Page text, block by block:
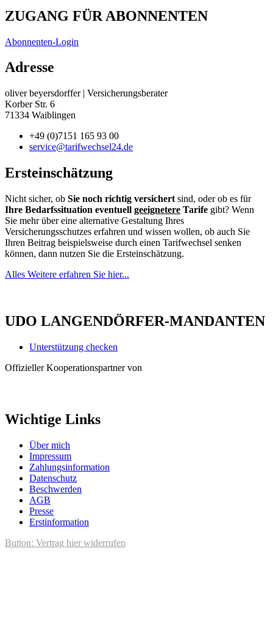
ZUGANG FÜR ABONNENTEN
Abonnenten-Login
Adresse
oliver beyersdorffer | Versicherungsberater
Korber Str. 6
71334 Waiblingen
+49 (0)7151 165 93 00
service@tarifwechsel24.de
Ersteinschätzung
Nicht sicher, ob Sie noch richtig versichert sind, oder ob es für
Ihre Bedarfssituation eventuell geeignetere Tarife gibt? Wenn
Sie mehr über eine alternative Gestaltung Ihres
Versicherungsschutzes erfahren und wissen wollen, ob auch Sie
Ihren Beitrag beispielsweise durch einen Tarifwechsel senken
können, dann nutzen Sie die Ersteinschätzung.
Alles Weitere erfahren Sie hier...
UDO LANGENDÖRFER-MANDANTEN
Unterstützung checken
Offizieller Kooperationspartner von
Wichtige Links
Über mich
Impressum
Zahlungsinformation
Datenschutz
Beschwerden
AGB
Presse
Erstinformation
Button: Vertrag hier widerrufen